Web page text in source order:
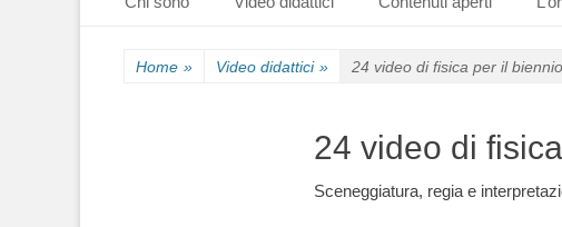
Home » Video didattici » 24 video di fisica per il
24 video di
Sceneggiatura, regia e